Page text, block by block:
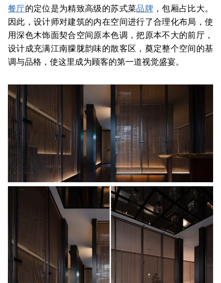
餐厅的定位是为精致高级的苏式菜品牌，包厢占比大。
因此，设计师对建筑的内在空间进行了合理化布局，使
用深色木饰面契合空间原本色调，把原本不大的前厅，
设计成充满江南朦胧韵味的散客区，奠定整个空间的基
调与品格，使这里成为顾客的第一道视觉盛宴。